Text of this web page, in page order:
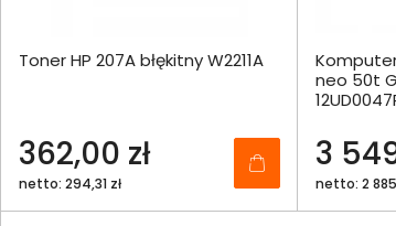
Toner HP 207A błękitny W2211A
362,00 zł
netto: 294,31 zł
neo 50t
3
netto: 2